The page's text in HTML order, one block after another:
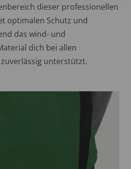
dieser professionellen
optimalen Schutz und
das wind- und
dich bei allen
unterstützt.